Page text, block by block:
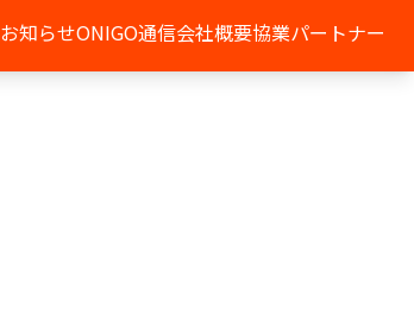
お知らせONIGO通信会社概要協業パートナー